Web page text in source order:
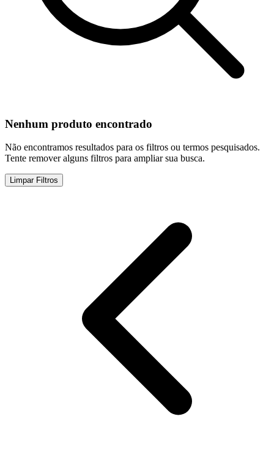
Nenhum produto encontrado
Não encontramos resultados para os filtros ou termos pesquisados.
Tente remover alguns filtros para ampliar sua busca.
Limpar Filtros